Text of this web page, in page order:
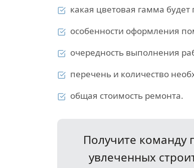
какая цветовая гамма
особенности оформления
очередность выполнения
перечень и количество
общая стоимость ремонта.
Получите команду
увлеченных